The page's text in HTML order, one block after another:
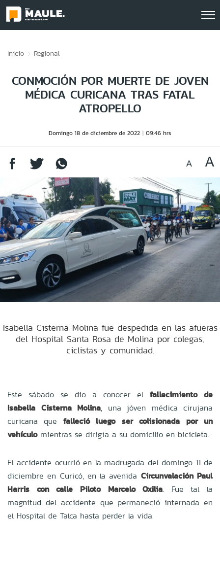
Inicio Regional
CONMOCIÓN POR MUERTE DE JOVEN
MÉDICA CURICANA TRAS FATAL
ATROPELLO
Domingo 18 de diciembre de 2022 09:46 hrs
Isabella Cisterna Molina fue despedida en las afueras
del Hospital Santa Rosa de Molina por colegas,
ciclistas y comunidad.
Este sábado se dio a conocer el fallecimiento de
Isabella Cisterna Molina, una jóven médica cirujana
curicana que falleció luego ser colisionada por un
vehículomientras se dirigía a su domicilio en bicicleta.
El accidente ocurrió en la madrugada del domingo 11 de
diciembre en Curicó, en la avenida Circunvalación Paul
Harris con calle Piloto Marcelo Oxilia. Fue tal la
magnitud del accidente que permaneció internada en
el Hospital de Talca hasta perder la vida.